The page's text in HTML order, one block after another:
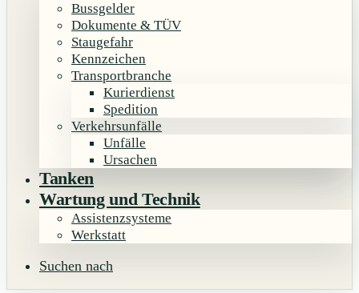
Bussgelder
Dokumente & TÜV
Staugefahr
Kennzeichen
Transportbranche
Kurierdienst
Spedition
Verkehrsunfälle
Unfälle
Ursachen
Tanken
Wartung und Technik
Assistenzsysteme
Werkstatt
Suchen nach